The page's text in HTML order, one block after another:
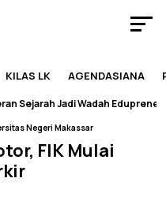
KILAS LK AGENDASIANA
Sejarah Jadi Wadah
Negeri Makassar
FIK Mulai